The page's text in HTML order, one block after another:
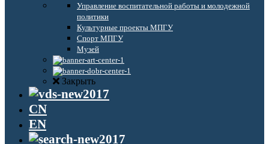
Управление воспитательной работы и молодежной
политики
Культурные проекты МПГУ
Спорт МПГУ
Музей
Закрыть
CN
EN